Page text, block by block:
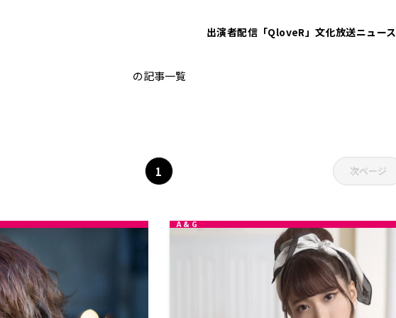
出演者配信「QloveR」文化放送ニュース
日髙のり子
の記事一覧
1 次ページ